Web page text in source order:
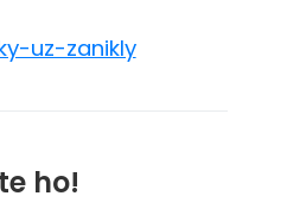
uz-zanikly
ho!